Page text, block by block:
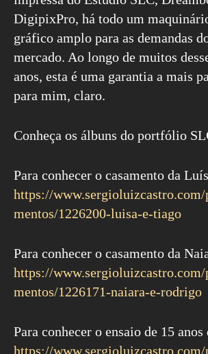
DigipixPro, há todo um
gráfico amplo para as demandas
mercado. Ao longo de muitos
anos, esta é uma garantia a mais
para mim, claro.
Conheça os álbuns do portfólio
Para conhecer o casamento da
https://
mentos/1226200-luisa-e-tiago
Para conhecer o casamento da
https://
mentos/1226171-naiara-e-rodrigo
Para conhecer o ensaio de 15 anos
https://